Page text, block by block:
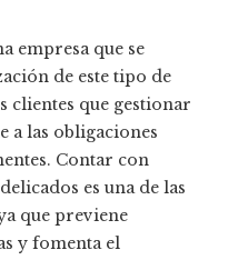
empresa que se
de este tipo de
clientes que gestionar
a las obligaciones
Contar con
es una de las
que previene
y fomenta el